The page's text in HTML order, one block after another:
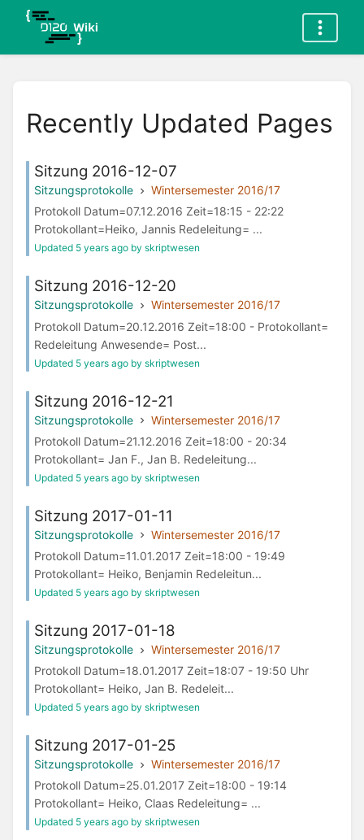
Recently Updated Pages
Sitzung 2016-12-07
Sitzungsprotokolle
Wintersemester 2016/17
Protokoll Datum=07.12.2016 Zeit=18:15 - 22:22
Protokollant=Heiko, Jannis Redeleitung= ...
Updated 5 years ago by skriptwesen
Sitzung 2016-12-20
Sitzungsprotokolle
Wintersemester 2016/17
Protokoll Datum=20.12.2016 Zeit=18:00 - Protokollant=
Redeleitung Anwesende= Post...
Updated 5 years ago by skriptwesen
Sitzung 2016-12-21
Sitzungsprotokolle
Wintersemester 2016/17
Protokoll Datum=21.12.2016 Zeit=18:00 - 20:34
Protokollant= Jan F., Jan B. Redeleitung...
Updated 5 years ago by skriptwesen
Sitzung 2017-01-11
Sitzungsprotokolle
Wintersemester 2016/17
Protokoll Datum=11.01.2017 Zeit=18:00 - 19:49
Protokollant= Heiko, Benjamin Redeleitun...
Updated 5 years ago by skriptwesen
Sitzung 2017-01-18
Sitzungsprotokolle
Wintersemester 2016/17
Protokoll Datum=18.01.2017 Zeit=18:07 - 19:50 Uhr
Protokollant= Heiko, Jan B. Redeleit...
Updated 5 years ago by skriptwesen
Sitzung 2017-01-25
Sitzungsprotokolle
Wintersemester 2016/17
Protokoll Datum=25.01.2017 Zeit=18:00 - 19:14
Protokollant= Heiko, Claas Redeleitung= ...
Updated 5 years ago by skriptwesen